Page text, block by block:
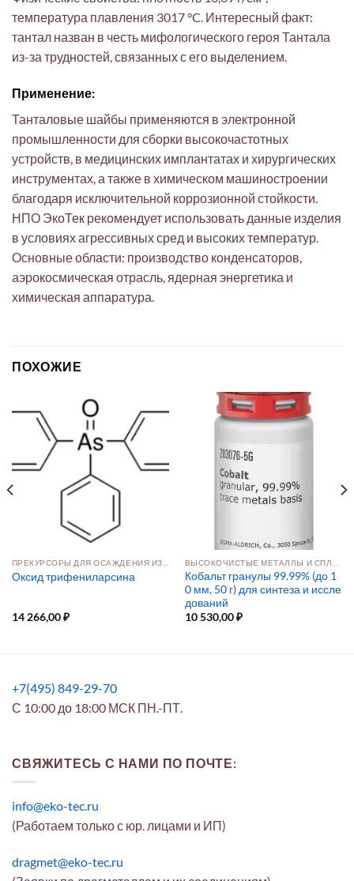
температура плавления 3017 °C. Интересный факт:
тантал назван в честь мифологического героя Тантала
из-за трудностей, связанных с его выделением.
Применение:
Танталовые шайбы применяются в электронной
промышленности для сборки высокочастотных
устройств, в медицинских имплантатах и хирургических
инструментах, а также в химическом машиностроении
благодаря исключительной коррозионной стойкости.
НПО ЭкоТек рекомендует использовать данные изделия
в условиях агрессивных сред и высоких температур.
Основные области: производство конденсаторов,
аэрокосмическая отрасль, ядерная энергетика и
химическая аппаратура.
ПОХОЖИЕ
Оксид трифениларсина
14 266,00₽
Кобальт гранулы 99.99% (до 1
0 мм, 50 г) для синтеза и иссле
дований
10 530,00₽
+7(495) 849-29-70
С 10:00 до 18:00 МСК ПН.-ПТ.
СВЯЖИТЕСЬ С НАМИ ПО ПОЧТЕ:
info@eko-tec.ru
(Работаем только с юр. лицами и ИП)
dragmet@eko-tec.ru